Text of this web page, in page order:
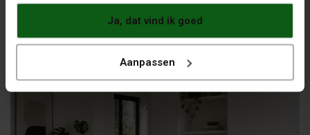
Ja, dat vind ik goed
Aanpassen
Grindvloercoating